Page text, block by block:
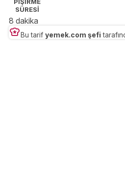
SÜRESİ
8 dakika
Bu tarif yemek.com şefi